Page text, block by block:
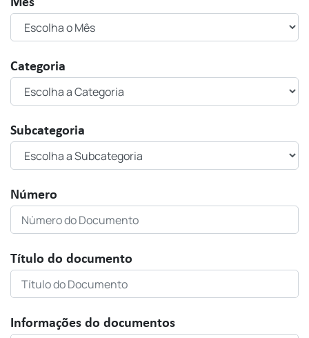
Mês
Categoria
Subcategoria
Número
Título do documento
Informações do documentos